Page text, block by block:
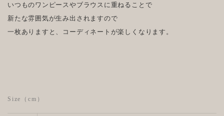
いつものワンピースやブラウスに重ねることで
新たな雰囲気が生み出されますので
一枚ありますと、コーディネートが楽しくなります。
Size（cm）